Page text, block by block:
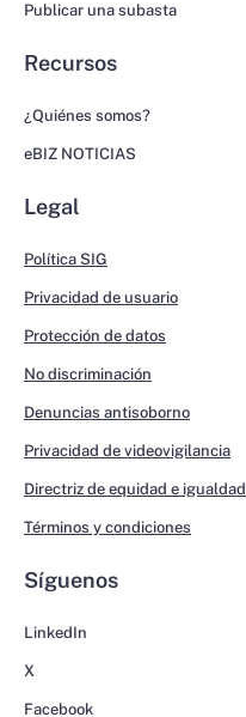
Publicar una subasta
Recursos
¿Quiénes somos?
eBIZ NOTICIAS
Legal
Política SIG
Privacidad de usuario
Protección de datos
No discriminación
Denuncias antisoborno
Privacidad de videovigilancia
Directriz de equidad e igualdad
Términos y condiciones
Síguenos
LinkedIn
X
Facebook